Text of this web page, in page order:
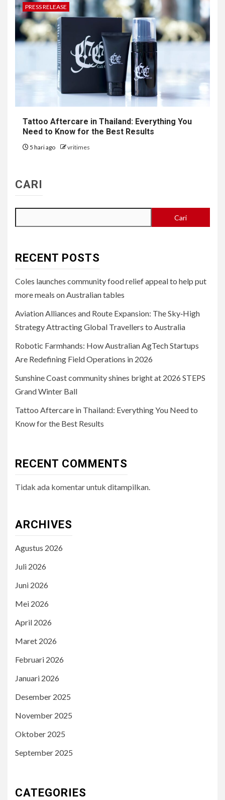
PRESS RELEASE
Tattoo Aftercare in Thailand: Everything You
Need to Know for the Best Results
5 hari ago vritimes
CARI
Cari
RECENT POSTS
Coles launches community food relief appeal to help put
more meals on Australian tables
Aviation Alliances and Route Expansion: The Sky‑High
Strategy Attracting Global Travellers to Australia
Robotic Farmhands: How Australian AgTech Startups
Are Redefining Field Operations in 2026
Sunshine Coast community shines bright at 2026 STEPS
Grand Winter Ball
Tattoo Aftercare in Thailand: Everything You Need to
Know for the Best Results
RECENT COMMENTS
Tidak ada komentar untuk ditampilkan.
ARCHIVES
Agustus 2026
Juli 2026
Juni 2026
Mei 2026
April 2026
Maret 2026
Februari 2026
Januari 2026
Desember 2025
November 2025
Oktober 2025
September 2025
CATEGORIES